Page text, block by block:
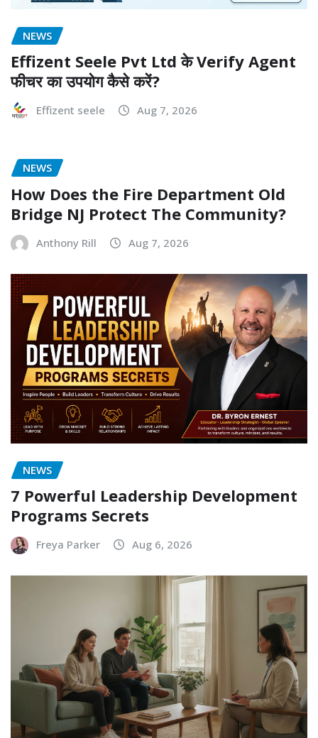
NEWS
Effizent Seele Pvt Ltd के Verify Agent
फीचर का उपयोग कैसे करें?
Effizent seele Aug 7, 2026
NEWS
How Does the Fire Department Old
Bridge NJ Protect The Community?
Anthony Rill Aug 7, 2026
NEWS
7 Powerful Leadership Development
Programs Secrets
Freya Parker Aug 6, 2026